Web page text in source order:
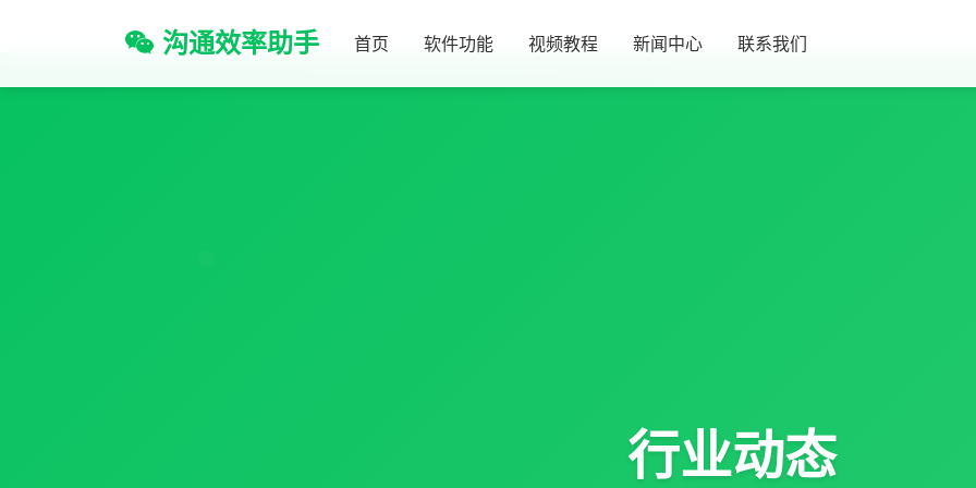
沟通效率助手 首页 软件功能 视频教程 新闻中心 联系我们
行业动态